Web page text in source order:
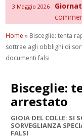
3 Maggio 2026
Home » Bisceglie: tenta
sottrae agli obblighi di
documenti falsi
Bisceglie:
arrestato
GIOIA DEL COLLE: SI
SORVEGLIANZA
FALSI